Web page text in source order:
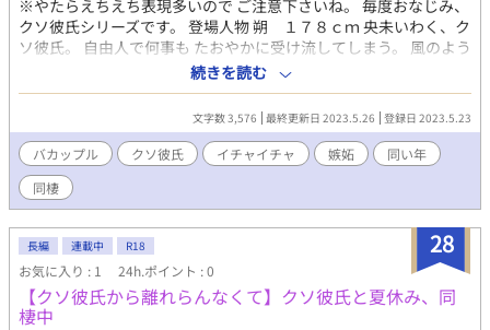
※やたらえちえち表現多いので ご注意下さいね。 毎度おなじみ、
クソ彼氏シリーズです。 登場人物 朔 １７８ｃｍ 央未いわく、ク
ソ彼氏。 自由人で何事も たおやかに受け流してしまう。 風のよう
な青年。 久しぶりに央未と再会して 心が暴風域。 自分の心に
は、少しうとい。 とりあえず央未の顔は好き。 央未 １７０ｃｍ
朔に逃げられたせいで すっかり性格が、ねじ曲がり 素直さを忘れ
てしまった。 でも時々、強がる事を忘れ 無邪気になる。 しらずし
らず、彼氏を 束縛しちゃう系。 元は、人当たりがいい好青年。
続きを読む
文字数 3,576 最終更新日 2023.5.26 登録日 2023.5.23
バカップル クソ彼氏 イチャイチャ 嫉妬
同い年
同棲
28
長編 連載中 R18
お気に入り : 1 24h.ポイント : 0
【クソ彼氏から離れらんなくて】クソ彼氏と夏休み、同
棲中